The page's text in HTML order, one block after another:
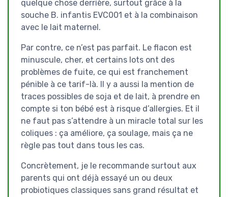
quelque chose derrière, surtout grâce à la
souche B. infantis EVC001 et à la combinaison
avec le lait maternel.
Par contre, ce n’est pas parfait. Le flacon est
minuscule, cher, et certains lots ont des
problèmes de fuite, ce qui est franchement
pénible à ce tarif-là. Il y a aussi la mention de
traces possibles de soja et de lait, à prendre en
compte si ton bébé est à risque d’allergies. Et il
ne faut pas s’attendre à un miracle total sur les
coliques : ça améliore, ça soulage, mais ça ne
règle pas tout dans tous les cas.
Concrètement, je le recommande surtout aux
parents qui ont déjà essayé un ou deux
probiotiques classiques sans grand résultat et